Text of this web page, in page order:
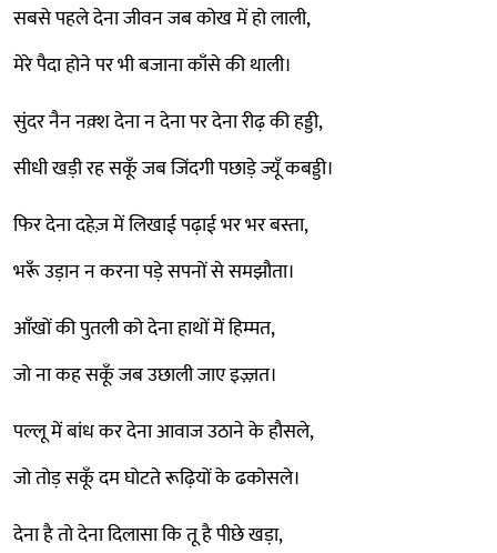
सबसे पहले देना जीवन जब कोख में हो लाली,
मेरे पैदा होने पर भी बजाना काँसे की थाली।
सुंदर नैन नक़्श देना न देना पर देना रीढ़ की हड्डी,
सीधी खड़ी रह सकूँ जब जिंदगी पछाड़े ज्यूँ कबड्डी।
फिर देना दहेज़ में लिखाई पढ़ाई भर भर बस्ता,
भरूँ उड़ान न करना पड़े सपनों से समझौता।
आँखों की पुतली को देना हाथों में हिम्मत,
जो ना कह सकूँ जब उछाली जाए इज़्ज़त।
पल्लू में बांध कर देना आवाज उठाने के हौसले,
जो तोड़ सकूँ दम घोटते रूढ़ियों के ढकोसले।
देना है तो देना दिलासा कि तू है पीछे खड़ा,